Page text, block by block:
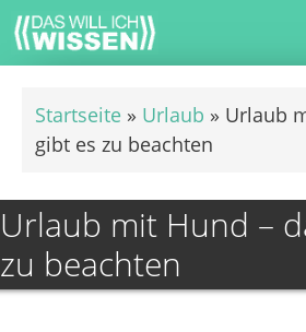
Zum
Inhalt
springen
Startseite » Urlaub » Urlaub
gibt es zu beachten
Urlaub mit Hund –
zu beachten